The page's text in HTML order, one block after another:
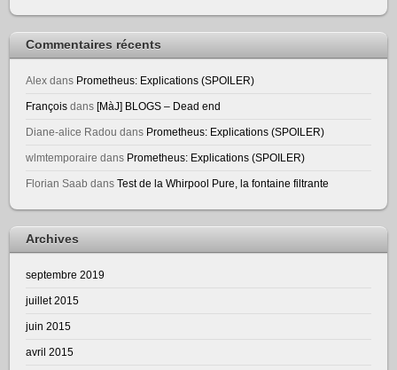
Commentaires récents
Alex dans Prometheus: Explications (SPOILER)
François dans[MàJ] BLOGS – Dead end
Diane-alice Radou dans Prometheus: Explications (SPOILER)
wlmtemporaire dans Prometheus: Explications (SPOILER)
Florian Saab dansTest de la Whirpool Pure, la fontaine filtrante
Archives
septembre 2019
juillet 2015
juin 2015
avril 2015